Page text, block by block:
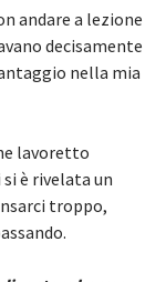
andare a lezione
decisamente
nella mia
lavoretto
è rivelata un
troppo,